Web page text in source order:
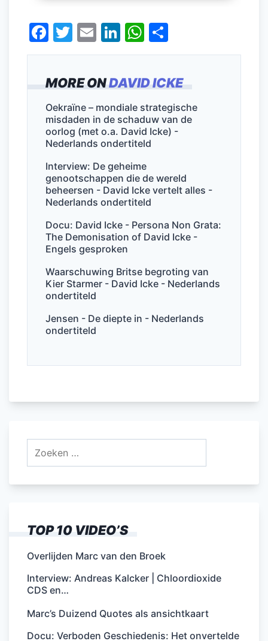
MORE ONDAVID ICKE
Oekraïne – mondiale strategische
misdaden in de schaduw van de
oorlog (met o.a. David Icke) -
Nederlands ondertiteld
Interview: De geheime
genootschappen die de wereld
beheersen - David Icke vertelt alles -
Nederlands ondertiteld
Docu: David Icke - Persona Non Grata:
The Demonisation of David Icke -
Engels gesproken
Waarschuwing Britse begroting van
Kier Starmer - David Icke - Nederlands
ondertiteld
Jensen - De diepte in - Nederlands
ondertiteld
F
a
e
b
o
o
k
T
w
er
E
m
l
Li
n
e
dI
n
W
h
s
A
p
p
el
n
TOP 10 VIDEO’S
Overlijden Marc van den Broek
Interview: Andreas Kalcker | Chloordioxide
CDS en…
Marc’s Duizend Quotes als ansichtkaart
Docu: Verboden Geschiedenis: Het onvertelde